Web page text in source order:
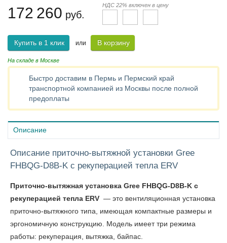
172 260 руб.
НДС 22% включен в цену
Купить в 1 клик или В корзину
На складе в Москве
Быстро доставим в Пермь и Пермский край
транспортной компанией из Москвы после полной
предоплаты
Описание
Описание приточно-вытяжной установки Gree
FHBQG-D8B-K с рекуперацией тепла ERV
Приточно-вытяжная установка Gree FHBQG-D8B-K с
рекуперацией тепла ERV — это вентиляционная установка
приточно-вытяжного типа, имеющая компактные размеры и
эргономичную конструкцию. Модель имеет три режима
работы: рекуперация, вытяжка, байпас.